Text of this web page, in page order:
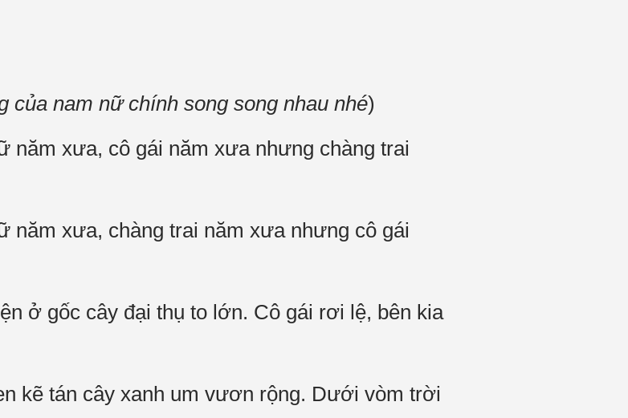
của nam nữ chính song song nhau nhé)
năm xưa, cô gái năm xưa nhưng chàng trai
năm xưa, chàng trai năm xưa nhưng cô gái
ở gốc cây đại thụ to lớn. Cô gái rơi lệ, bên kia
kẽ tán cây xanh um vươn rộng. Dưới vòm trời